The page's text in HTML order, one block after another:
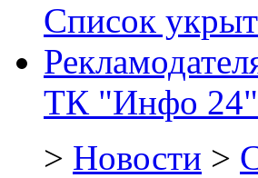
Список
ТК "Инфо 24"
> Новости >